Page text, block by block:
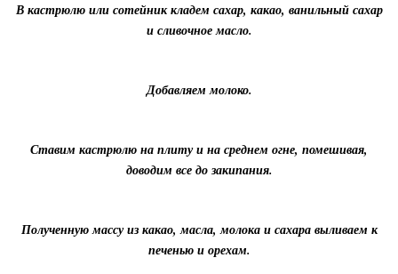
В кастрюлю или сотейник кладем сахар, какао, ванильный сахар
и сливочное масло.
Добавляем молоко.
Ставим кастрюлю на плиту и на среднем огне, помешивая,
доводим все до закипания.
Полученную массу из какао, масла, молока и сахара выливаем к
печенью и орехам.